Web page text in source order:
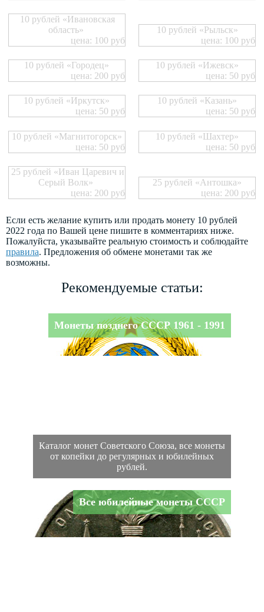
10 рублей «Ивановская
область»
цена: 100 руб
10 рублей «Рыльск»
цена: 100 руб
10 рублей «Городец»
цена: 200 руб
10 рублей «Ижевск»
цена: 50 руб
10 рублей «Иркутск»
цена: 50 руб
10 рублей «Казань»
цена: 50 руб
10 рублей «Магнитогорск»
цена: 50 руб
10 рублей «Шахтер»
цена: 50 руб
25 рублей «Иван Царевич и
Серый Волк»
цена: 200 руб
25 рублей «Антошка»
цена: 200 руб
Если есть желание купить или продать монету 10 рублей
2022 года по Вашей цене пишите в комментариях ниже.
Пожалуйста, указывайте реальную стоимость и соблюдайте
правила. Предложения об обмене монетами так же
возможны.
Рекомендуемые статьи:
Монеты позднего СССР 1961 - 1991
Каталог монет Советского Союза, все монеты
от копейки до регулярных и юбилейных
рублей.
Все юбилейные монеты СССР